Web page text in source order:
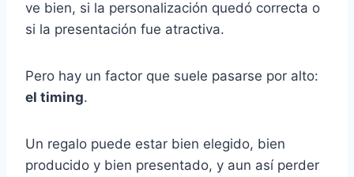
ve bien, si la personalización quedó correcta o
si la presentación fue atractiva.
Pero hay un factor que suele pasarse por alto:
el timing.
Un regalo puede estar bien elegido, bien
producido y bien presentado, y aun así perder